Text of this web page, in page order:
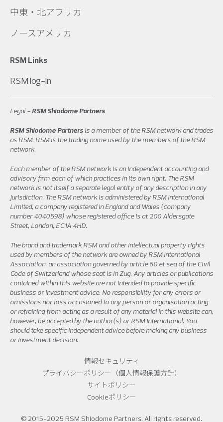
中東・北アフリカ
ノースアメリカ
RSM Links
RSM log-in
Legal -RSM Shiodome Partners
RSM Shiodome Partners is a member of the RSM network and trades
as RSM. RSM is the trading name used by the members of the RSM
network.
Each member of the RSM network is an independent accounting and
advisory firm each of which practices in its own right. The RSM
network is not itself a separate legal entity of any description in any
jurisdiction. The RSM network is administered by RSM International
Limited, a company registered in England and Wales (company
number 4040598) whose registered office is at 200 Aldersgate
Street, London, EC1A 4HD.
The brand and trademark RSM and other intellectual property rights
used by members of the network are owned by RSM International
Association, an association governed by article 60 et seq of the Civil
Code of Switzerland whose seat is in Zug. Any articles or publications
contained within this website are not intended to provide specific
business or investment advice. No responsibility for any errors or
omissions nor loss occasioned to any person or organisation acting
or refraining from acting as a result of any material in this website can,
however, be accepted by the author(s) or RSM International. You
should take specific independent advice before making any business
or investment decision.
情報セキュリティ
プライバシーポリシー（個人情報保護方針）
サイトポリシー
Cookieポリシー
© 2015-2025 RSM Shiodome Partners. All rights reserved.